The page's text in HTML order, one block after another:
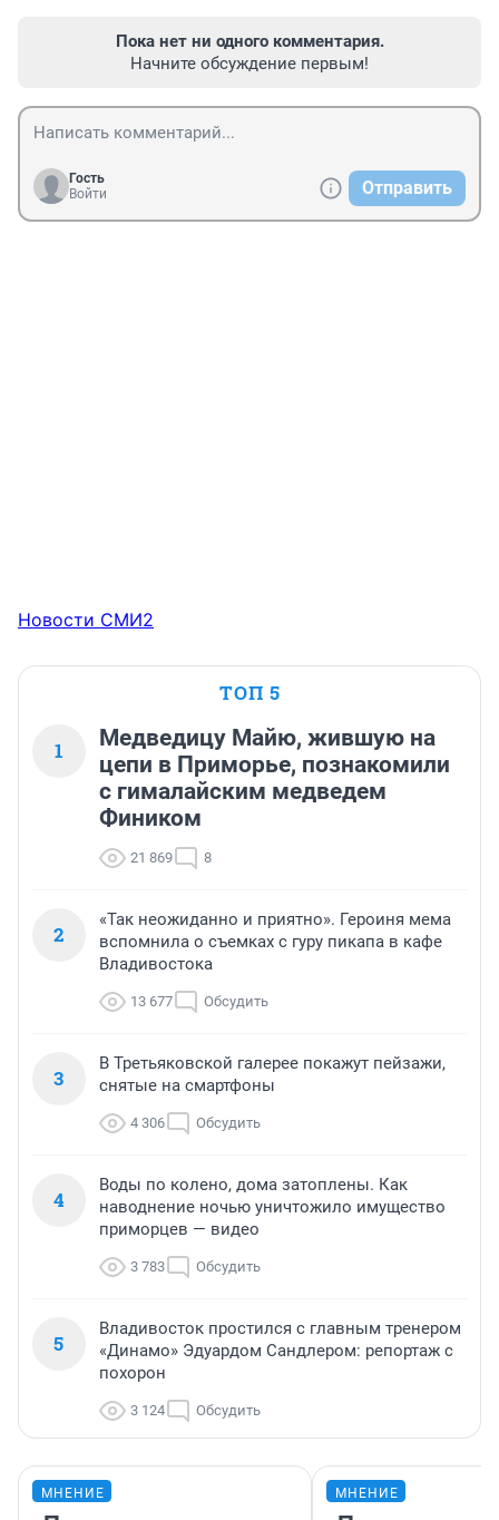
Пока нет ни одного комментария.
Начните обсуждение первым!
Гость
Войти
Отправить
Новости СМИ2
ТОП 5
1
Медведицу Майю, жившую на
цепи в Приморье, познакомили
с гималайским медведем
Фиником
21 869 8
2
«Так неожиданно и приятно». Героиня мема
вспомнила о съемках с гуру пикапа в кафе
Владивостока
13 677 Обсудить
3
В Третьяковской галерее покажут пейзажи,
снятые на смартфоны
4 306 Обсудить
4
Воды по колено, дома затоплены. Как
наводнение ночью уничтожило имущество
приморцев — видео
3 783 Обсудить
5
Владивосток простился с главным тренером
«Динамо» Эдуардом Сандлером: репортаж с
похорон
3 124 Обсудить
МНЕНИЕ МНЕНИЕ